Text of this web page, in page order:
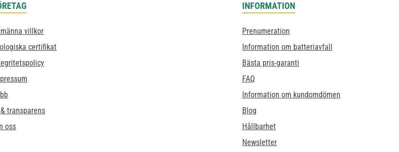
villkor
certifikat
transparens
oss
INFORMATION
Prenumeration
Information om batteriavfall
Bästa pris-garanti
FAQ
Information om kundomdömen
Blog
Hållbarhet
Newsletter